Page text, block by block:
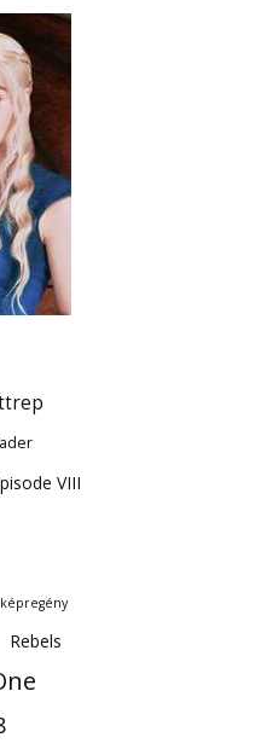
VIII
képregény
Rebels